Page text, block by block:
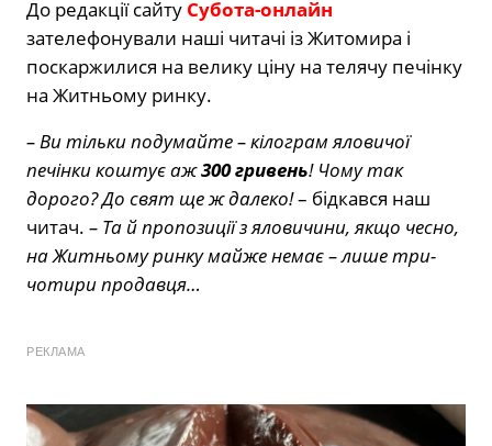
До редакції сайту Субота-онлайн
зателефонували наші читачі із Житомира і
поскаржилися на велику ціну на телячу печінку
на Житньому ринку.
– Ви тільки подумайте – кілограм яловичої
печінки коштує аж300 гривень! Чому так
дорого? До свят ще ж далеко!– бідкався наш
читач. – Та й пропозиції з яловичини, якщо чесно,
на Житньому ринку майже немає – лише три-
чотири продавця…
РЕКЛАМА